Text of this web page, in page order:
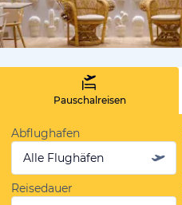
Pauschalreisen
Abflughafen
Alle Flughäfen
Reisedauer